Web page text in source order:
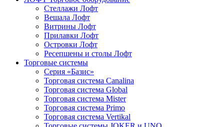
Стеллажи Лофт
Вешала Лофт
Витрины Лофт
Прилавки Лофт
Островки Лофт
Ресепшены и столы Лофт
Торговые системы
Серия «Базис»
Торговая система Canalina
Торговая система Global
Торговая система Mister
Торговая система Primo
Торговая система Vertikal